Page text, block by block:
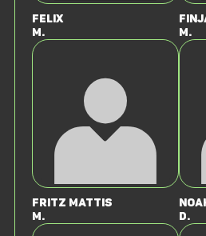
Felix
M.
M.
Fritz Mattis
M.
D.